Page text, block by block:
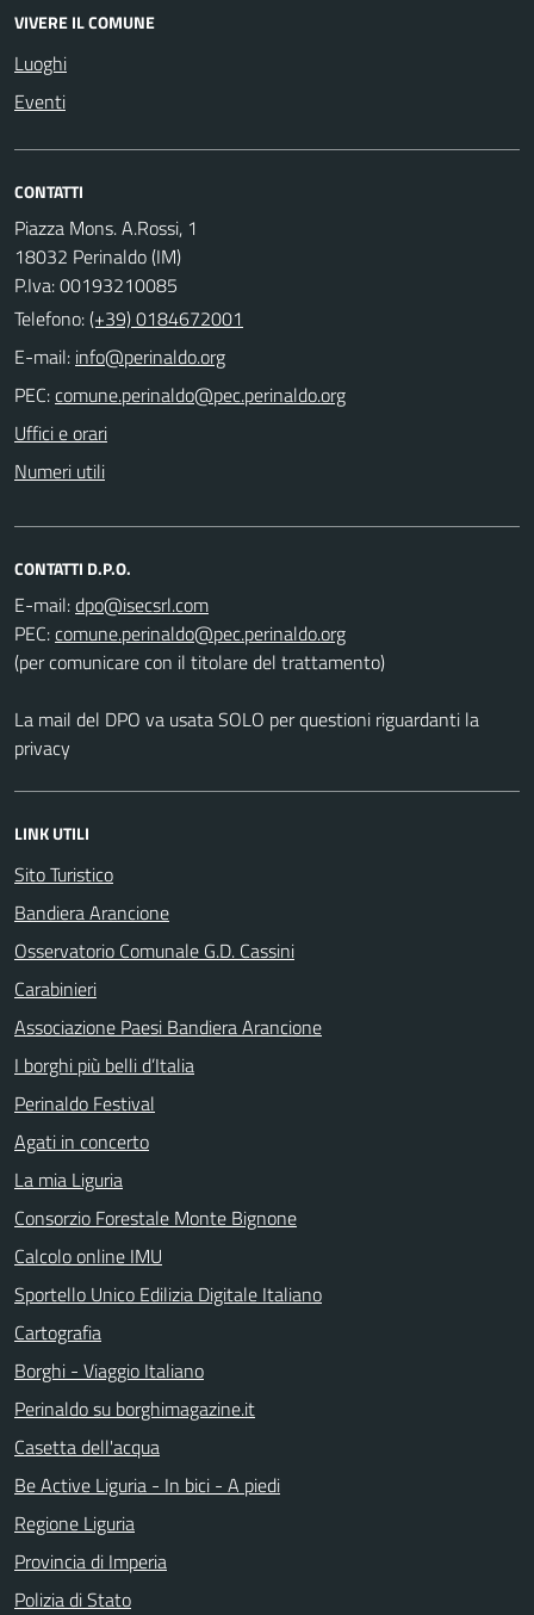
VIVERE IL COMUNE
Luoghi
Eventi
CONTATTI
Piazza Mons. A.Rossi, 1
18032 Perinaldo (IM)
P.Iva: 00193210085
Telefono:(+39) 0184672001
E-mail:
PEC:
Uffici e orari
Numeri utili
CONTATTI D.P.O.
E-mail:
PEC:
(per comunicare con il titolare del trattamento)
La mail del DPO va usata SOLO per questioni riguardanti la
privacy
LINK UTILI
Sito Turistico
Bandiera Arancione
Osservatorio Comunale G.D. Cassini
Carabinieri
Associazione Paesi Bandiera Arancione
I borghi più belli d’Italia
Perinaldo Festival
Agati in concerto
La mia Liguria
Consorzio Forestale Monte Bignone
Calcolo online IMU
Sportello Unico Edilizia Digitale Italiano
Cartografia
Borghi - Viaggio Italiano
Perinaldo su borghimagazine.it
Casetta dell'acqua
Be Active Liguria - In bici - A piedi
Regione Liguria
Provincia di Imperia
Polizia di Stato